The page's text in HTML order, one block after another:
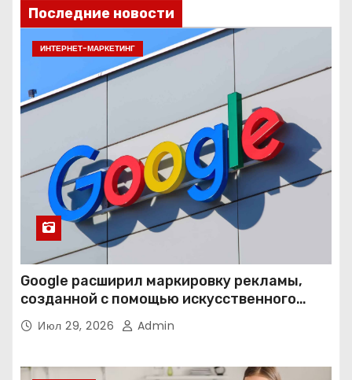
Последние новости
ИНТЕРНЕТ-МАРКЕТИНГ
Google расширил маркировку рекламы,
созданной с помощью искусственного
интеллекта
Июл 29, 2026 Admin